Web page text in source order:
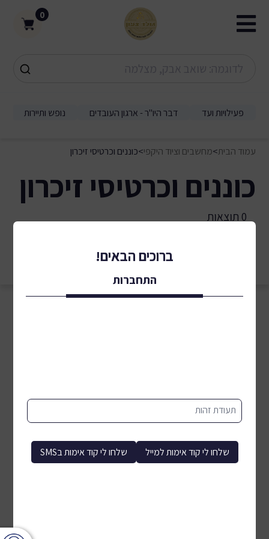
0
נופש ותיירות פעילויות ועד דבר היו"ר - ארגון העובדים
ברוכים הבאים!
התחברות
תעודת זהות
שלחו לי קוד אימות בSMS שלחו לי קוד אימות למייל
עמוד הבית>מחשבים וציוד היקפי>כוננים וכרטיסי זיכרון
כוננים וכרטיסי זיכרון
0 תוצאות
מיון לפי: